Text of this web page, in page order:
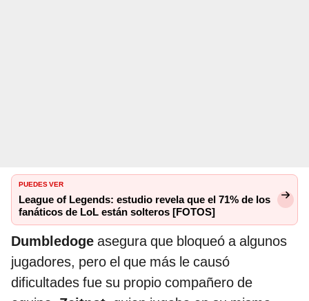
PUEDES VER
League of Legends: estudio revela que el 71% de los
fanáticos de LoL están solteros [FOTOS]
Dumbledoge asegura que bloqueó a algunos
jugadores, pero el que más le causó
dificultades fue su propio compañero de